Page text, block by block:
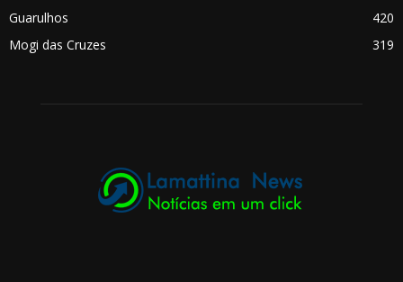
Guarulhos
420
Mogi das Cruzes
319